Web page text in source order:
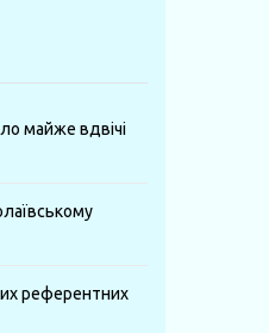
майже вдвічі
референтних